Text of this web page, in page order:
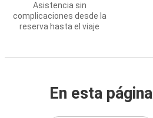
Asistencia sin
complicaciones desde la
reserva hasta el viaje
En esta página